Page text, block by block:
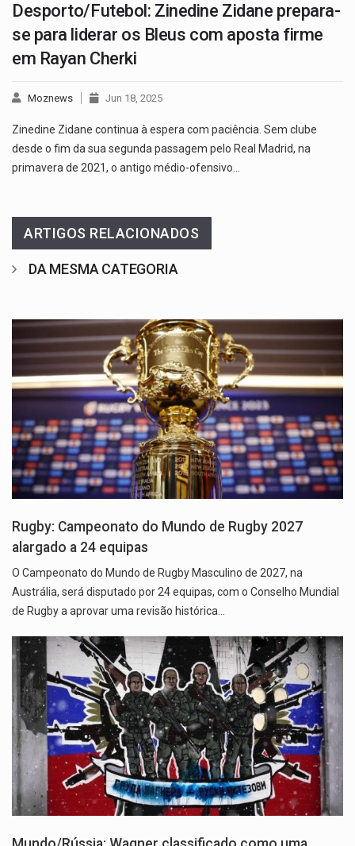
Desporto/Futebol: Zinedine Zidane prepara-
se para liderar os Bleus com aposta firme
em Rayan Cherki
Moznews Jun 18, 2025
Zinedine Zidane continua à espera com paciência. Sem clube
desde o fim da sua segunda passagem pelo Real Madrid, na
primavera de 2021, o antigo médio-ofensivo…
ARTIGOS RELACIONADOS
DA MESMA CATEGORIA
Rugby: Campeonato do Mundo de Rugby 2027
alargado a 24 equipas
O Campeonato do Mundo de Rugby Masculino de 2027, na
Austrália, será disputado por 24 equipas, com o Conselho Mundial
de Rugby a aprovar uma revisão histórica…